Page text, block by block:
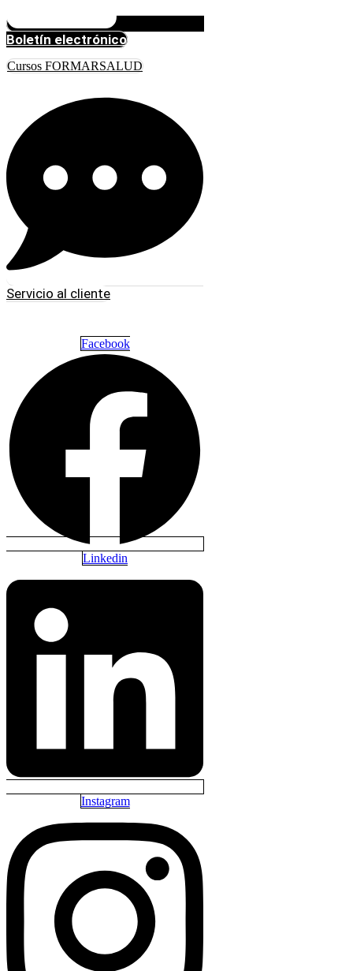
Boletín electrónico
Cursos FORMARSALUD
Servicio al cliente
Facebook
Linkedin
Instagram